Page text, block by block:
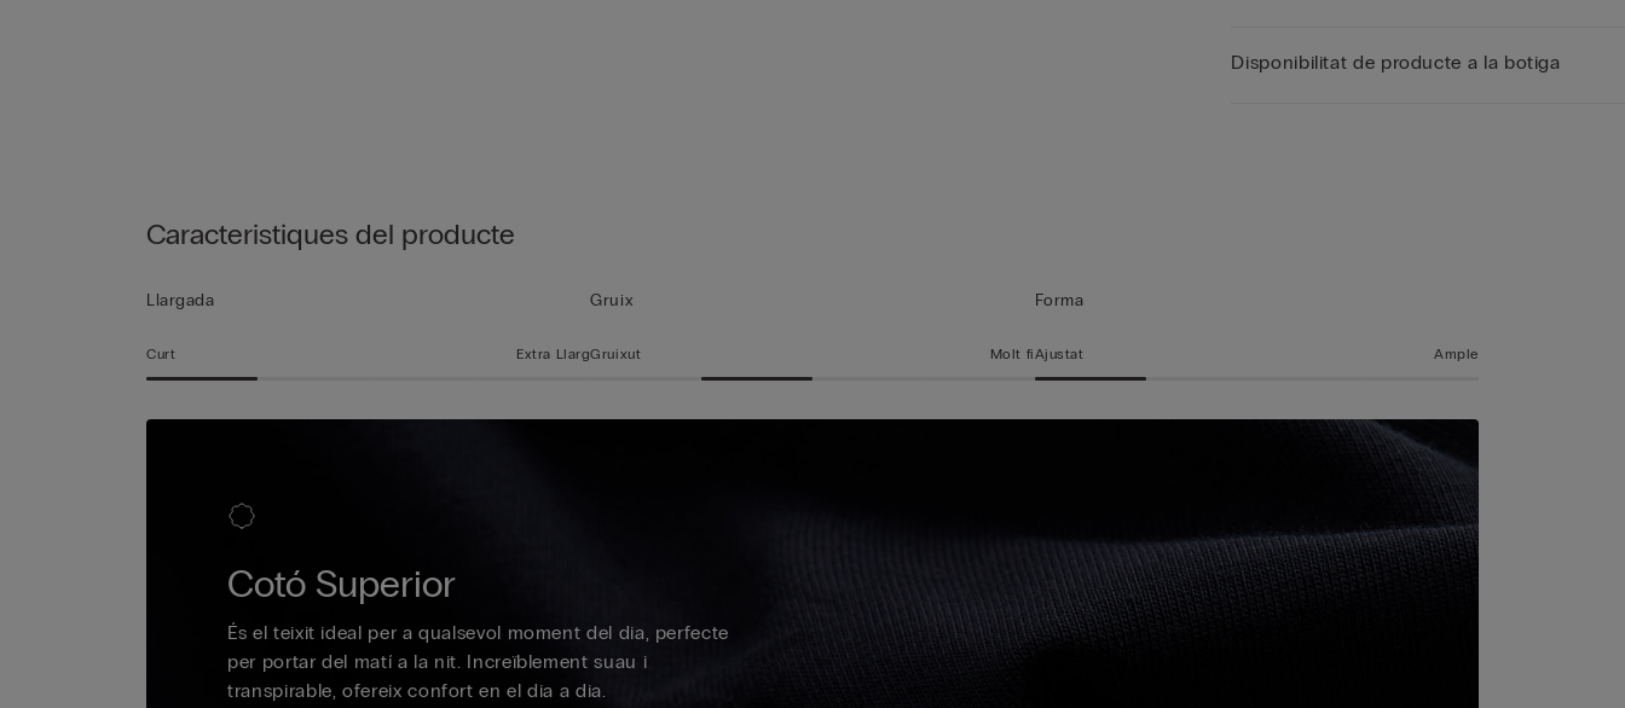
Disponibilitat de producte a la botiga
Caracteristiques del producte
Llargada
Curt Extra Llarg
Gruix
Gruixut Molt fi
Forma
Ajustat Ample
Cotó Superior
És el teixit ideal per a qualsevol moment del dia, perfecte
per portar del matí a la nit. Increïblement suau i
transpirable, ofereix confort en el dia a dia.